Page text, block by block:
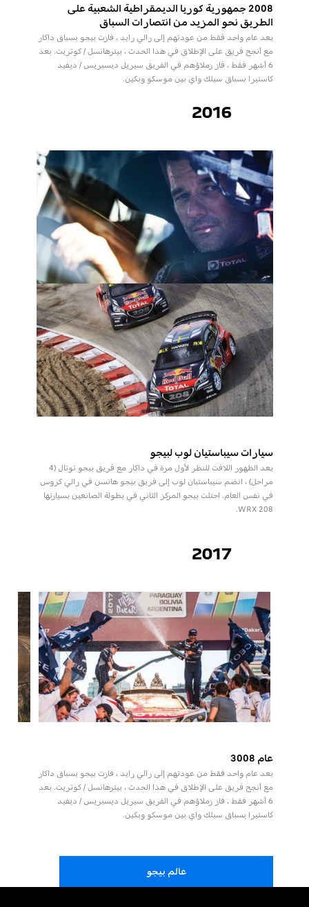
2008 جمهورية كوريا الديمقراطية الشعبية على
الطريق نحو المزيد من انتصارات السباق
بعد عام واحد فقط من عودتهم إلى رالي رايد ، فازت بيجو بسباق داكار
مع أنجح فريق على الإطلاق في هذا الحدث ، بيترهانسل / كوتريت. بعد
6 أشهر فقط ، فاز زملاؤهم في الفريق سيريل ديسبريس / ديفيد
كاستيرا بسباق سيلك واي بين موسكو وبكين.
2016
سيارات سيباستيان لوب لبيجو
بعد الظهور اللافت للنظر لأول مرة في داكار مع فريق بيجو توتال (4
مراحل) ، انضم سيباستيان لوب إلى فريق بيجو هانسن في رالي كروس
في نفس العام. احتلت بيجو المركز الثاني في بطولة الصانعين بسيارتها
208 WRX.
2017
عام 3008
بعد عام واحد فقط من عودتهم إلى رالي رايد ، فازت بيجو بسباق داكار
مع أنجح فريق على الإطلاق في هذا الحدث ، بيترهانسل / كوتريت. بعد
6 أشهر فقط ، فاز زملاؤهم في الفريق سيريل ديسبريس / ديفيد
كاستيرا بسباق سيلك واي بين موسكو وبكين.
عالم بيجو